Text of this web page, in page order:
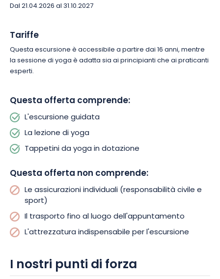
vostra escursione e lasciatevi trasportare dall’energia
Dal 21.04.2026 al 31.10.2027
Tariffe
Questa escursione è accessibile a partire dai 16 anni, mentre
la sessione di yoga è adatta sia ai principianti che ai praticanti
esperti.
Questa offerta comprende:
L'escursione guidata
La lezione di yoga
Tappetini da yoga in dotazione
Questa offerta non comprende:
Le assicurazioni individuali (responsabilità civile e
sport)
Il trasporto fino al luogo dell'appuntamento
L'attrezzatura indispensabile per l'escursione
I nostri punti di forza